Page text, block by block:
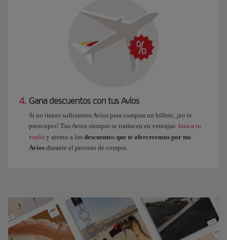
4. Gana descuentos con tus Avios
Si no tienes suficientes Avios para comprar un billete, ¡no te
preocupes! Tus Avios siempre se traducen en ventajas: busca tu
vuelo y atento a los descuentos que te ofreceremos por tus
Avios durante el proceso de compra.